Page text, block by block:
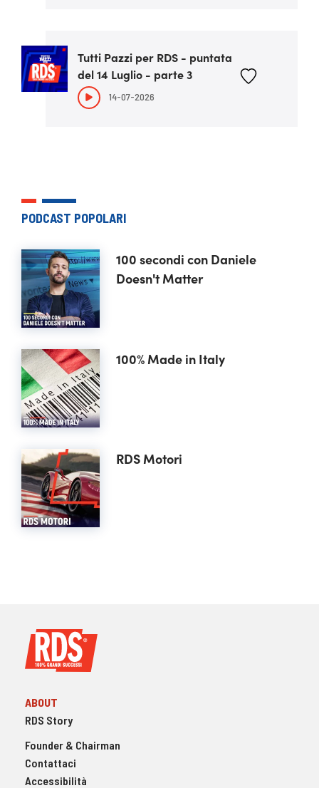
Tutti Pazzi per RDS - puntata
del 14 Luglio - parte 3
14-07-2026
PODCAST POPOLARI
100 secondi con Daniele
Doesn't Matter
100% Made in Italy
RDS Motori
ABOUT
RDS Story
Founder & Chairman
Contattaci
Accessibilità